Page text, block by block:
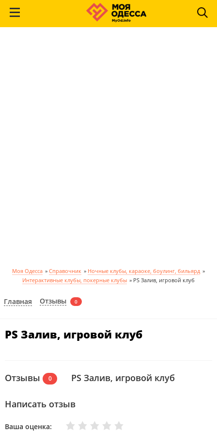
Моя Одесса » Справочник » Ночные клубы, караоке, боулинг, бильярд »
Интерактивные клубы, покерные клубы » PS Залив, игровой клуб
Главная Отзывы 0
PS Залив, игровой клуб
Отзывы 0 PS Залив, игровой клуб
Написать отзыв
Ваша оценка: Отлично
Хорошо
Нормально
Плохо
Очень плохо